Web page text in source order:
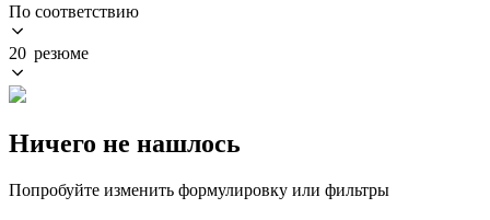
По соответствию
20 резюме
Ничего не нашлось
Попробуйте изменить формулировку или фильтры